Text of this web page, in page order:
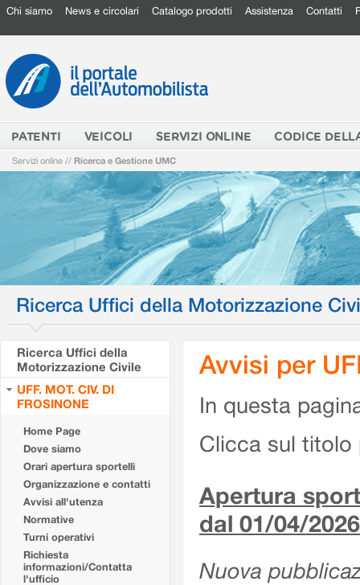
Chi siamo News e circolari Catalogo prodotti Assistenza Contatti
PATENTI VEICOLI SERVIZI ONLINE CODICE
Servizi online // Ricerca e Gestione UMC
Ricerca Uffici della Motorizzazione
Ricerca Uffici della
Motorizzazione Civile
UFF. MOT. CIV. DI
FROSINONE
Home Page
Dove siamo
Orari apertura sportelli
Organizzazione e contatti
Avvisi all'utenza
Normative
Turni operativi
Richiesta
informazioni/Contatta
l'ufficio
Avvisi per
In questa
Clicca sul titolo
Apertura
dal 01/04/2026
Nuova